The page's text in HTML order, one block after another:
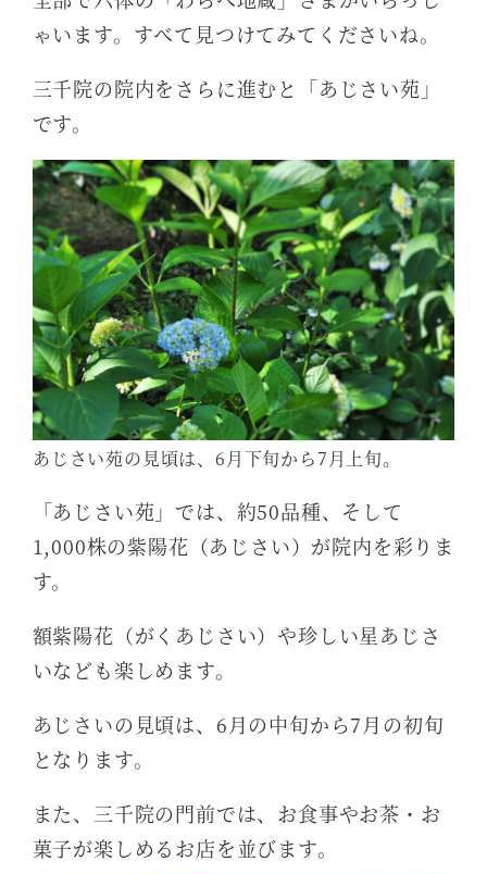
ゃいます。すべて見つけてみてくださいね。
三千院の院内をさらに進むと「あじさい苑」
です。
あじさい苑の見頃は、6月下旬から7月上旬。
「あじさい苑」では、約50品種、そして
1,000株の紫陽花（あじさい）が院内を彩りま
す。
額紫陽花（がくあじさい）や珍しい星あじさ
いなども楽しめます。
あじさいの見頃は、6月の中旬から7月の初旬
となります。
また、三千院の門前では、お食事やお茶・お
菓子が楽しめるお店を並びます。